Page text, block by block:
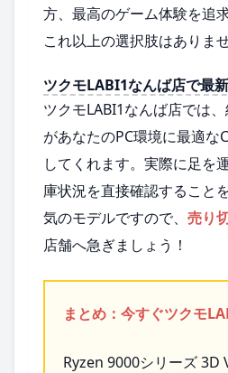
方、最高のゲーム体験を追
これ以上の選択肢はありませ
ツクモLABI1なんば店で最
ツクモLABI1なんば店では
があなたのPC環境に最適な
してくれます。実際に足を
庫状況を直接確認すること
気のモデルですので、 売り
店舗へ急ぎましょう！
まとめ：今すぐツクモ
Ryzen 9000シリーズ 3D